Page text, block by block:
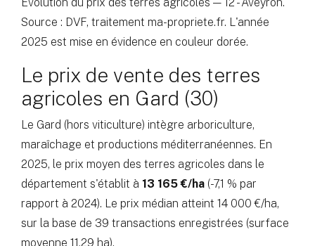
Source : DVF, traitement ma-propriete.fr. L'année
2025 est mise en évidence en couleur dorée.
Le prix de vente des terres
agricoles en Gard (30)
Le Gard (hors viticulture) intègre arboriculture,
maraîchage et productions méditerranéennes. En
2025, le prix moyen des terres agricoles dans le
département s'établit à 13 165 €/ha (-7,1 % par
rapport à 2024). Le prix médian atteint 14 000 €/ha,
sur la base de 39 transactions enregistrées (surface
moyenne 11,29 ha).